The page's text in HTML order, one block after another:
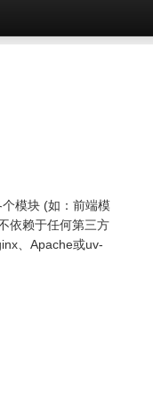
模块 (如：前端模
依赖于任何第三方
、Apache或uv-